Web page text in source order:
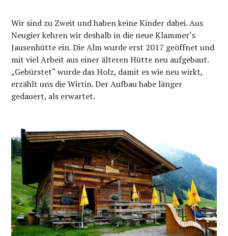
Wir sind zu Zweit und haben keine Kinder dabei. Aus
Neugier kehren wir deshalb in die neue Klammer‘s
Jausenhütte ein. Die Alm wurde erst 2017 geöffnet und
mit viel Arbeit aus einer älteren Hütte neu aufgebaut.
„Gebürstet“ wurde das Holz, damit es wie neu wirkt,
erzählt uns die Wirtin. Der Aufbau habe länger
gedauert, als erwartet.